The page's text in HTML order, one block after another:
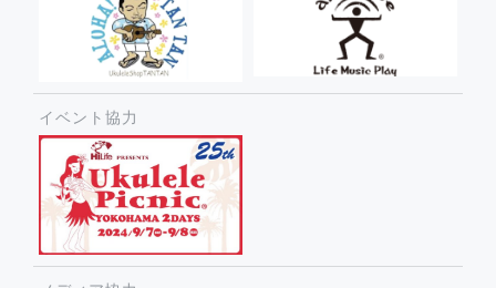
イベント協力